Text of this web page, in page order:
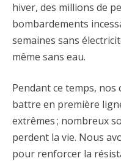
hiver, des millions de
bombardements
semaines sans
même sans eau.
Pendant ce temps,
battre en première
extrêmes; nombreux
perdent la vie. Nous
pour renforcer la